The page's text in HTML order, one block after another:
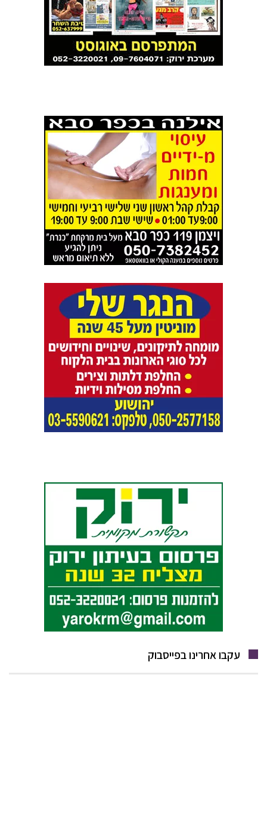
עקבו אחרינו בפייסבוק